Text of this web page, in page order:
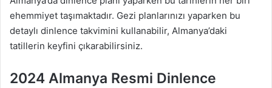
ehemmiyet taşımaktadır. Gezi planlarınızı yaparken bu
detaylı dinlence takvimini kullanabilir, Almanya’daki
tatillerin keyfini çıkarabilirsiniz.
2024 Almanya Resmi Dinlence